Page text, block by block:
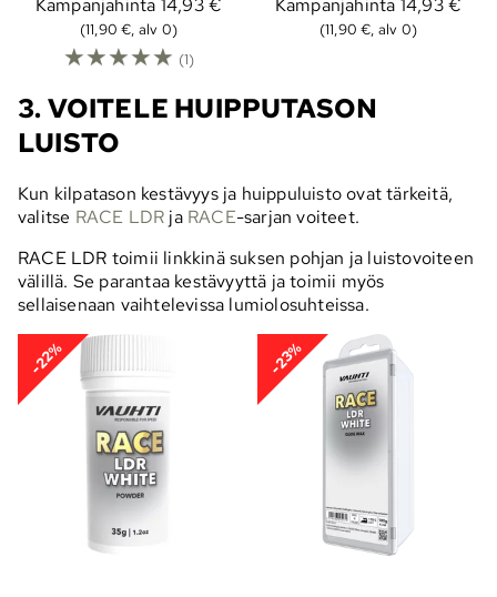
Kampanjahinta 14,93 €
(11,90 €, alv 0)
☆☆☆☆☆ (1)
Kampanjahinta 14,93 €
(11,90 €, alv 0)
3. VOITELE HUIPPUTASON
LUISTO
Kun kilpatason kestävyys ja huippuluisto ovat tärkeitä,
valitse RACE LDR ja RACE-sarjan voiteet.
RACE LDR toimii linkkinä suksen pohjan ja luistovoiteen
välillä. Se parantaa kestävyyttä ja toimii myös
sellaisenaan vaihtelevissa lumiolosuhteissa.
-22% -23%